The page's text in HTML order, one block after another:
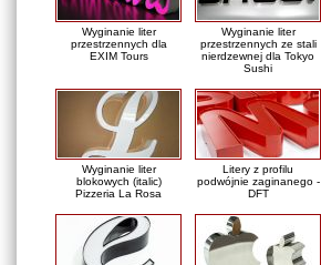
Wyginanie liter
przestrzennych dla
EXIM Tours
Wyginanie liter
przestrzennych ze stali
nierdzewnej dla Tokyo
Sushi
Wyginanie liter
blokowych (italic)
Pizzeria La Rosa
Litery z profilu
podwójnie zaginanego -
DFT